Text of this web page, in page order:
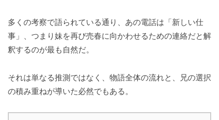
多くの考察で語られている通り、あの電話は「新しい仕
事」、つまり妹を再び売春に向かわせるための連絡だと解
釈するのが最も自然だ。
それは単なる推測ではなく、物語全体の流れと、兄の選択
の積み重ねが導いた必然でもある。